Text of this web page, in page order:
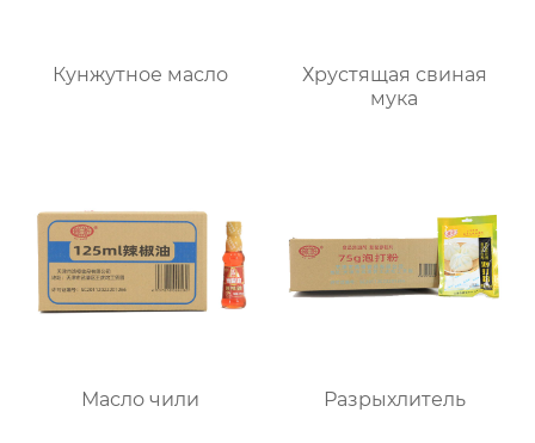
Кунжутное масло
Хрустящая свиная
мука
Масло чили Разрыхлитель